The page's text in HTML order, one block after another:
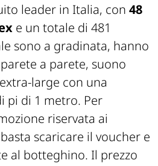
leader in Italia, con 48
e un totale di 481
sono a gradinata, hanno
a parete, suono
large con una
pi di 1 metro. Per
riservata ai
scaricare il voucher e
al botteghino. Il prezzo